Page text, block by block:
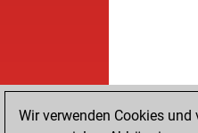
Wir verwenden Cookies